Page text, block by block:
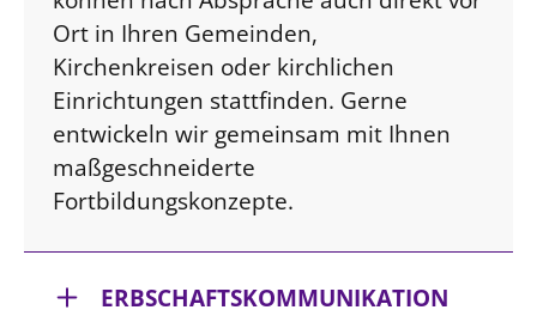
Ort in Ihren Gemeinden,
Kirchenkreisen oder kirchlichen
Einrichtungen stattfinden. Gerne
entwickeln wir gemeinsam mit Ihnen
maßgeschneiderte
Fortbildungskonzepte.
ERBSCHAFTSKOMMUNIKATION